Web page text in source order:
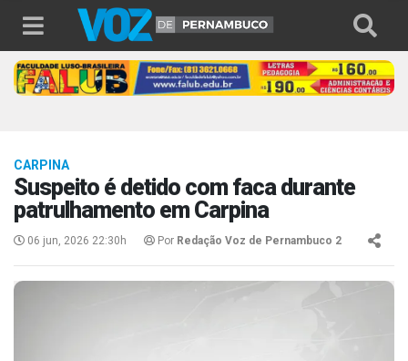
CARPINA
Suspeito é detido com faca durante
patrulhamento em Carpina
06 jun, 2026 22:30h Por Redação Voz de Pernambuco 2